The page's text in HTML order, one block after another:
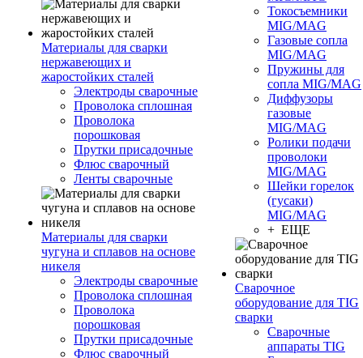
Материалы для сварки
нержавеющих и
жаростойких сталей
Электроды сварочные
Проволока сплошная
Проволока
порошковая
Прутки присадочные
Флюс сварочный
Ленты сварочные
Материалы для сварки
чугуна и сплавов на основе
никеля
Электроды сварочные
Проволока сплошная
Проволока
порошковая
Прутки присадочные
Флюс сварочный
Токосъемники
MIG/MAG
Газовые сопла
MIG/MAG
Пружины для
сопла MIG/MAG
Диффузоры
газовые
MIG/MAG
Ролики подачи
проволоки
MIG/MAG
Шейки горелок
(гусаки)
MIG/MAG
+ ЕЩЕ
Сварочное
оборудование для TIG
сварки
Сварочные
аппараты TIG